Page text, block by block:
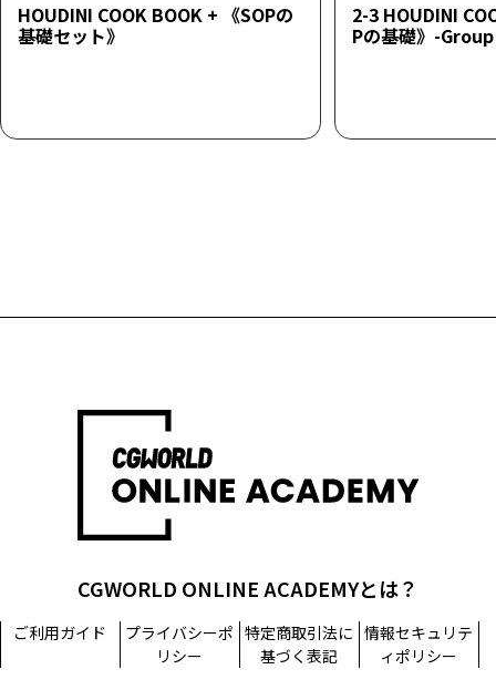
HOUDINI COOK BOOK + 《SOPの
基礎セット》
2-3 HOUDINI
Pの基礎》-Group
CGWORLD ONLINE ACADEMYとは？
ご利用ガイド
プライバシーポ
リシー
特定商取引法に
基づく表記
情報セキュリテ
ィポリシー